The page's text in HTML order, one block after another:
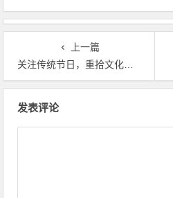
上一篇
关注传统节日，重拾文化记忆
发表评论